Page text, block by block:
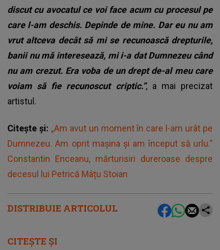
DISTRIBUIE ARTICOLUL
discut cu avocatul ce voi face acum cu procesul pe
care l-am deschis. Depinde de mine. Dar eu nu am
vrut altceva decât să mi se recunoască drepturile,
banii nu mă interesează, mi i-a dat Dumnezeu când
nu am crezut. Era voba de un drept de-al meu care
voiam să fie recunoscut criptic.”, a mai precizat
artistul.
Citește și: „Am avut un moment în care l-am urât pe
Dumnezeu. Am oprit mașina și am început să urlu.”
Constantin Enceanu, mărturisiri dureroase despre
decesul lui Petrică Mâțu Stoian
CITEȘTE ȘI